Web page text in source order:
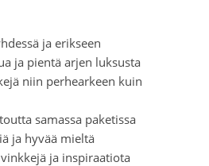
ja erikseen
ja pientä arjen luksusta
niin perhearkeen kuin
samassa paketissa
ja hyvää mieltä
ja inspiraatiota